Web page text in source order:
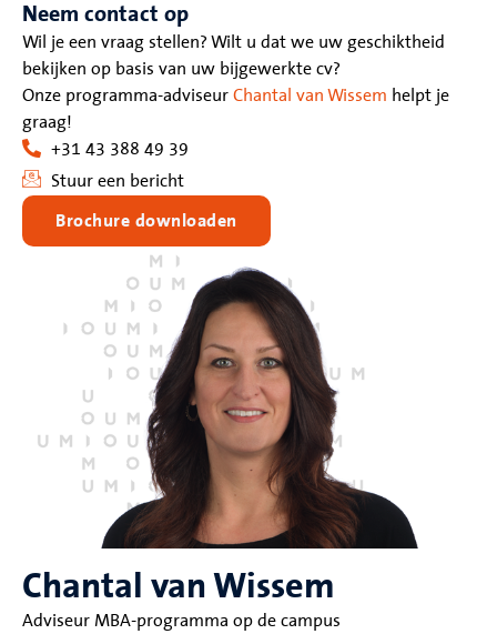
Chantal van Wissem
Adviseur MBA-programma op de campus
Neem contact op
Wil je een vraag stellen? Wilt u dat we uw geschiktheid
bekijken op basis van uw bijgewerkte cv?
Onze programma-adviseur Chantal van Wissem helpt je
graag!
+31 43 388 49 39
Stuur een bericht
Brochure downloaden